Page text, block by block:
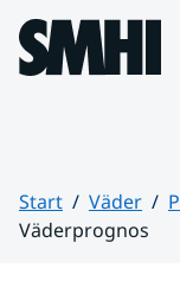
Hoppa till sidans
Start Väder
Väderprognos